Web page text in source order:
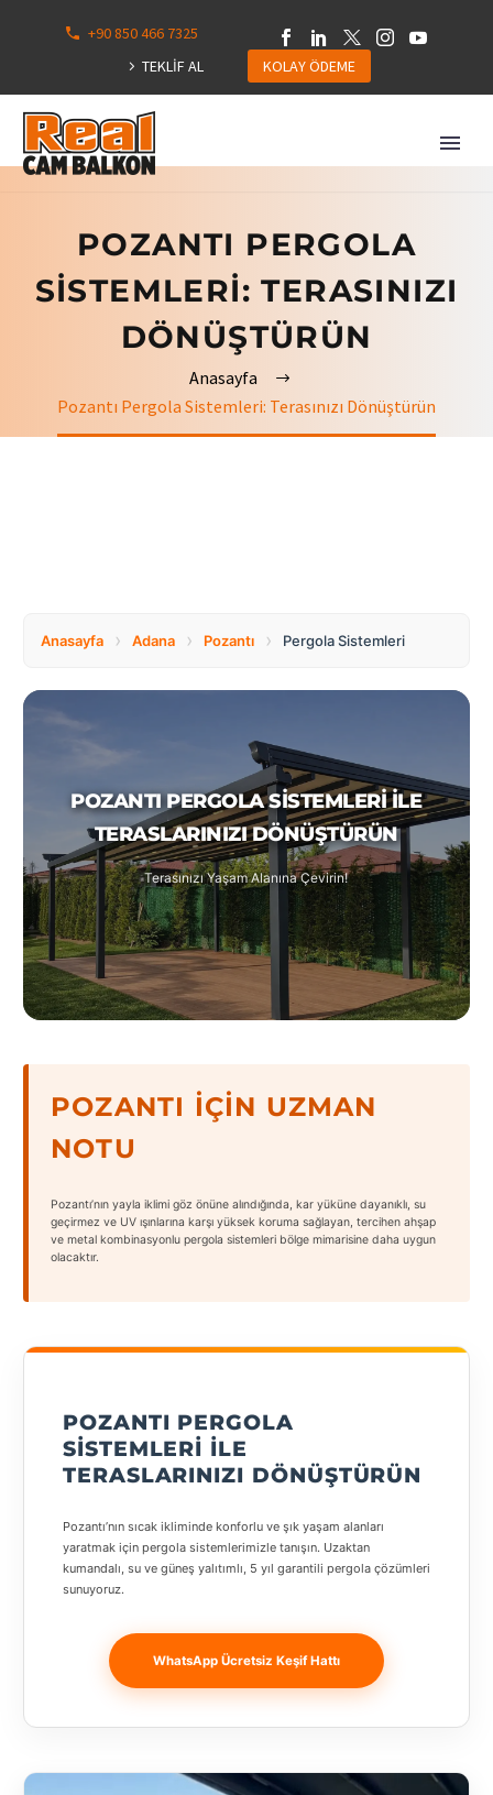
+90 850 466 7325
TEKLİF AL
KOLAY ÖDEME
POZANTI PERGOLA
SISTEMLERI: TERASINIZI
DÖNÜŞTÜRÜN
Anasayfa
Pozantı Pergola Sistemleri: Terasınızı Dönüştürün
Anasayfa › Adana › Pozantı › Pergola Sistemleri
POZANTI PERGOLA SISTEMLERI ILE
TERASLARINIZI DÖNÜŞTÜRÜN
Terasınızı Yaşam Alanına Çevirin!
POZANTI İÇIN UZMAN
NOTU
Pozantı’nın yayla iklimi göz önüne alındığında, kar yüküne dayanıklı, su
geçirmez ve UV ışınlarına karşı yüksek koruma sağlayan, tercihen ahşap
ve metal kombinasyonlu pergola sistemleri bölge mimarisine daha uygun
olacaktır.
POZANTI PERGOLA
SISTEMLERI ILE
TERASLARINIZI DÖNÜŞTÜRÜN
Pozantı’nın sıcak ikliminde konforlu ve şık yaşam alanları
yaratmak için pergola sistemlerimizle tanışın. Uzaktan
kumandalı, su ve güneş yalıtımlı, 5 yıl garantili pergola çözümleri
sunuyoruz.
WhatsApp Ücretsiz Keşif Hattı
113
Hepsini
Göster
Bulgaria
Canada
Czech
Republic
Netherlands
Poland
Romania
Switzerland
Turkey
United
States
Tüm
Adana
Adıyaman
Antalya
Balıkesir
Luka
Bingöl
Bosnia and
Herzegovina
București
Bulgaristan